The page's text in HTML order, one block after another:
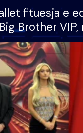
fituesja e
Brother
prej 100